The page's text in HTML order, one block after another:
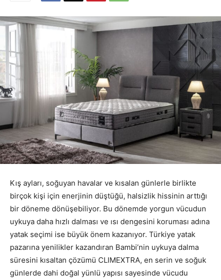
Kış ayları, soğuyan havalar ve kısalan günlerle birlikte
birçok kişi için enerjinin düştüğü, halsizlik hissinin arttığı
bir döneme dönüşebiliyor. Bu dönemde yorgun vücudun
uykuya daha hızlı dalması ve ısı dengesini koruması adına
yatak seçimi ise büyük önem kazanıyor. Türkiye yatak
pazarına yenilikler kazandıran Bambi’nin uykuya dalma
süresini kısaltan çözümü CLIMEXTRA, en serin ve soğuk
günlerde dahi doğal yünlü yapısı sayesinde vücudu